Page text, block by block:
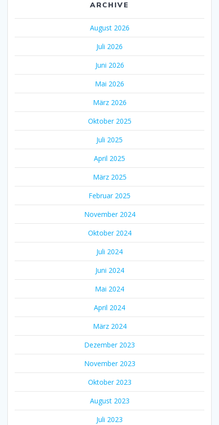
ARCHIVE
August 2026
Juli 2026
Juni 2026
Mai 2026
März 2026
Oktober 2025
Juli 2025
April 2025
März 2025
Februar 2025
November 2024
Oktober 2024
Juli 2024
Juni 2024
Mai 2024
April 2024
März 2024
Dezember 2023
November 2023
Oktober 2023
August 2023
Juli 2023